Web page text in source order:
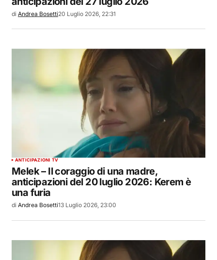
di Andrea Bosetti20 Luglio 2026, 22:31
ANTICIPAZIONI TV
Melek – Il coraggio di una madre,
anticipazioni del 20 luglio 2026: Kerem è
una furia
di Andrea Bosetti13 Luglio 2026, 23:00